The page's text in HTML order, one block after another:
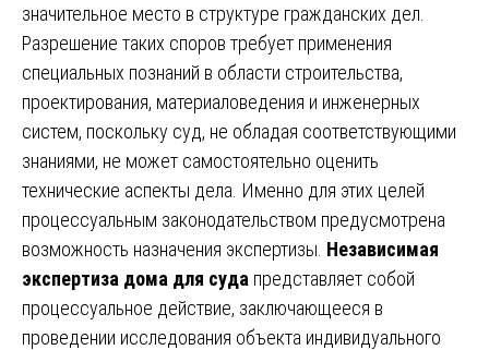
значительное место в структуре гражданских дел.
Разрешение таких споров требует применения
специальных познаний в области строительства,
проектирования, материаловедения и инженерных
систем, поскольку суд, не обладая соответствующими
знаниями, не может самостоятельно оценить
технические аспекты дела. Именно для этих целей
процессуальным законодательством предусмотрена
возможность назначения экспертизы. Независимая
экспертиза дома для суда представляет собой
процессуальное действие, заключающееся в
проведении исследования объекта индивидуального